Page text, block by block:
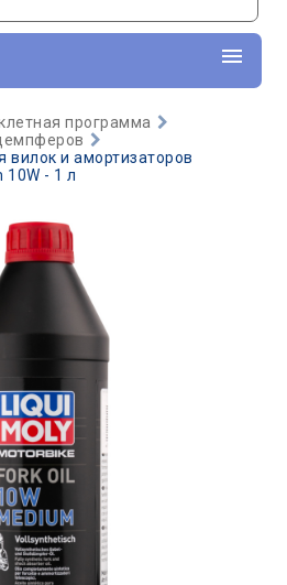
программа
вилок и амортизаторов
10W - 1 л